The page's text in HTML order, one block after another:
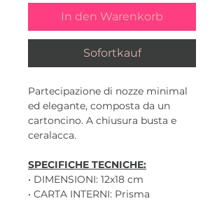
In den Warenkorb
Sofortkauf
Partecipazione di nozze minimal
ed elegante, composta da un
cartoncino. A chiusura busta e
ceralacca.
SPECIFICHE TECNICHE:
• DIMENSIONI: 12x18 cm
• CARTA INTERNI: Prisma